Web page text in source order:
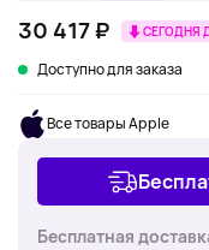
30 417 ₽ СЕГОДНЯ
Доступно для заказа
Все товары Apple
Бесплатная